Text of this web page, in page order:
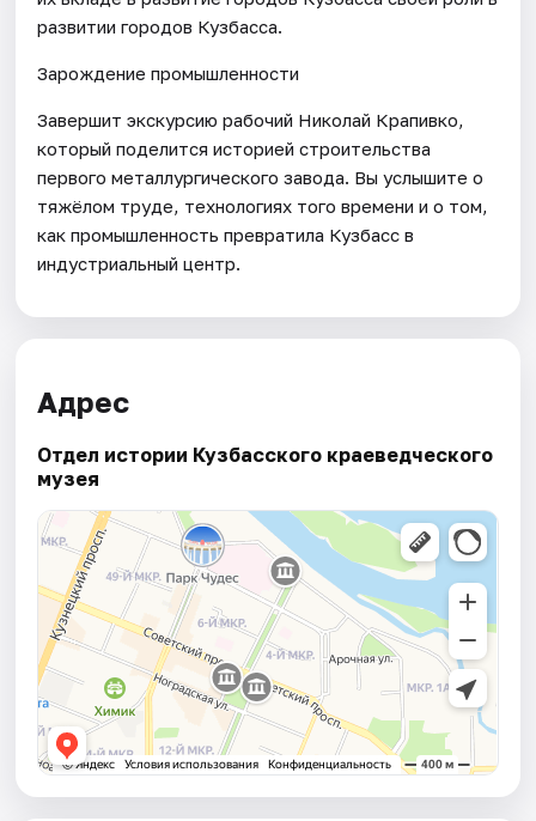
развитии городов Кузбасса.
Зарождение промышленности
Завершит экскурсию рабочий Николай Крапивко,
который поделится историей строительства
первого металлургического завода. Вы услышите о
тяжёлом труде, технологиях того времени и о том,
как промышленность превратила Кузбасс в
индустриальный центр.
Адрес
Отдел истории Кузбасского краеведческого
музея